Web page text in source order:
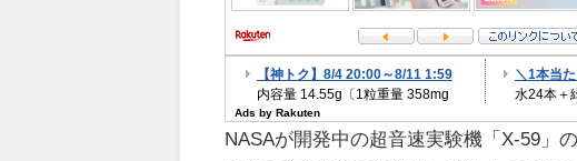
NASAが開発中の超音速実験機「X-59」